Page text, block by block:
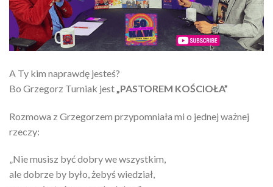
A Ty kim naprawdę jesteś?
Bo Grzegorz Turniak jest „PASTOREM KOŚCIOŁA”
Rozmowa z Grzegorzem przypomniała mi o jednej ważnej
rzeczy:
„Nie musisz być dobry we wszystkim,
ale dobrze by było, żebyś wiedział,